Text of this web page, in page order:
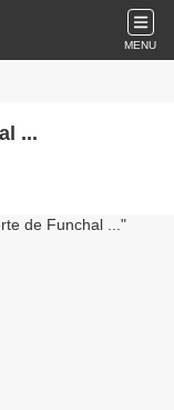
MENU
...